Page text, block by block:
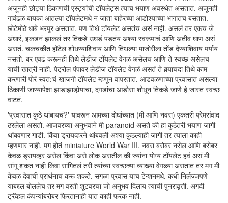
अजूनही छोट्या ठिकाणची एस्ट्यांची टॉयलेट्स त्याच भयाण अवस्थेत असतात. अजूनही
गावंढळ बायका आतल्या टॉयलेटमधे न जाता बाहेरच्या आडोश्याच्या भागातच बसतात.
छोटेमोठे धाबे भरपूर असतात. पण तिथे टॉयलेट असतंच असं नाही. असलं तर एकच जे
अंधारं, इकडनं झाकलं तर तिकडे उघडं पडतंय अश्या स्वरूपाचं आणि अतीव घाण असं
असतं. चकचकीत हॉटेल शोधण्याशिवाय आणि तिथल्या माजोरीला तोंड देण्याशिवाय पर्याय
नसतो. बर एवढं करूनही तिथे लेडीज टॉयलेट वेगळं असेलच आणि ते स्वच्छ असेलच
याची खात्री नाही. पेट्रोल पंपावर लेडीज टॉयलेट वेगळं असतं ते बर्‍याचदा तिथे काम
करणारी पोरं स्वत:चं खाजगी टॉयलेट म्हणून वापरतात. आडवळणाच्या प्रवासात असल्या
ठिकाणी जाण्यापेक्षा झाडाझाडोर्‍याचा, दगडांचा आडोसा शोधून तिकडे जाणे हे जास्त स्वच्छ
वाटतं.
'प्रवासात कुठे थांबायचं?' यावरून आमच्या दोघांच्यात (मी आणि नवरा) एकतरी प्रेमसंवाद
ठरलेला असतो. आजवरच्या अनुभवाने मी paranoid असते की हा कुठेतरी भयाण जागी
थांबवणार गाडी. किंवा ड्रायव्हरने थांबवली अश्या कुठल्याही जागी तर त्याला काही
म्हणणार नाही. मग होतं miniature World War III. नवरा बरोबर नसेल आणि बरोबर
केवळ ड्रायव्हर असेल किंवा असे लोक असतील की ज्यांना योग्य टॉयलेट हवं असं मी
सांगू शकत नाही किंवा सांगितलं तरी त्यांच्या स्वच्छच्या व्याख्या वेगळ्या असतात तर मग मी
केवळ देवाची प्रार्थनाच करू शकते. सगळा प्रवास याच टेन्शनमधे. कधी निर्लज्जपणे
याबद्दल बोललेच तर मग वरती शूटवरचा जो अनुभव दिलाय त्याची पुनरावृत्ती. अगदी
ट्रॅव्हल कंपन्यांबरोबर फिरतानाही यात काही फरक नाही.